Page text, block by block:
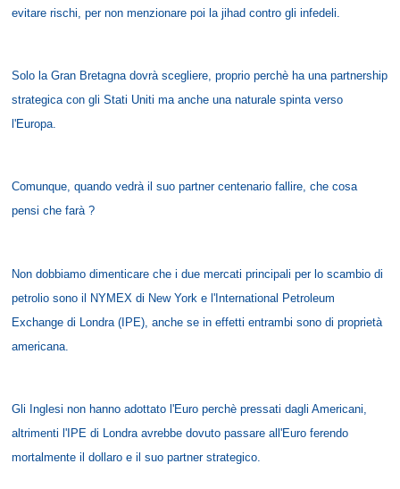
evitare rischi, per non menzionare poi la jihad contro gli infedeli.
Solo la Gran Bretagna dovrà scegliere, proprio perchè ha una partnership
strategica con gli Stati Uniti ma anche una naturale spinta verso
l'Europa.
Comunque, quando vedrà il suo partner centenario fallire, che cosa
pensi che farà ?
Non dobbiamo dimenticare che i due mercati principali per lo scambio di
petrolio sono il NYMEX di New York e l'International Petroleum
Exchange di Londra (IPE), anche se in effetti entrambi sono di proprietà
americana.
Gli Inglesi non hanno adottato l'Euro perchè pressati dagli Americani,
altrimenti l'IPE di Londra avrebbe dovuto passare all'Euro ferendo
mortalmente il dollaro e il suo partner strategico.